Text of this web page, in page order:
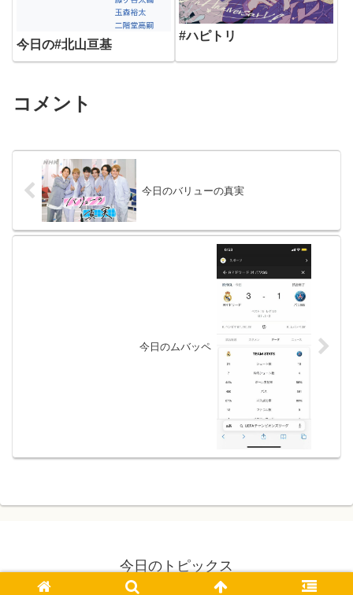
今日の#北山亘基
#ハピトリ
コメント
今日のバリューの真実
今日のムバッペ
今日のトピックス
© 2021 今日のトピックス.